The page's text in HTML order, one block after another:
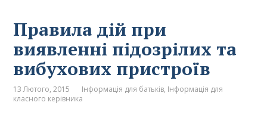
Правила дій при
виявленні підозрілих та
вибухових пристроїв
13 Лютого, 2015 Інформація для батьків, Інформація для
класного керівника